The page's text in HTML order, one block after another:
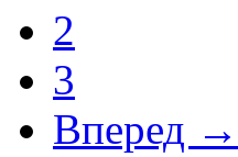
2
3
Вперед →